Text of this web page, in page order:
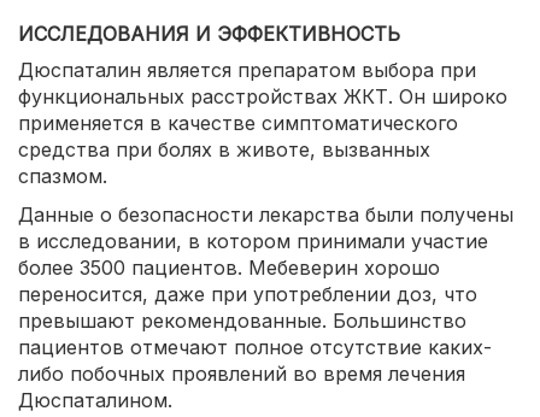
ИССЛЕДОВАНИЯ И ЭФФЕКТИВНОСТЬ
Дюспаталин является препаратом выбора при
функциональных расстройствах ЖКТ. Он широко
применяется в качестве симптоматического
средства при болях в животе, вызванных
спазмом.
Данные о безопасности лекарства были получены
в исследовании, в котором принимали участие
более 3500 пациентов. Мебеверин хорошо
переносится, даже при употреблении доз, что
превышают рекомендованные. Большинство
пациентов отмечают полное отсутствие каких-
либо побочных проявлений во время лечения
Дюспаталином.